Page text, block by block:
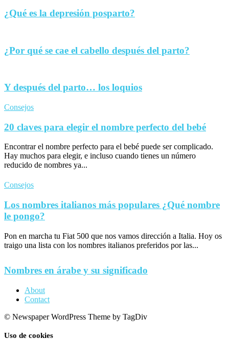
¿Qué es la depresión posparto?
¿Por qué se cae el cabello después del parto?
Y después del parto… los loquios
Consejos
20 claves para elegir el nombre perfecto del bebé
Encontrar el nombre perfecto para el bebé puede ser complicado.
Hay muchos para elegir, e incluso cuando tienes un número
reducido de nombres ya...
Consejos
Los nombres italianos más populares ¿Qué nombre
le pongo?
Pon en marcha tu Fiat 500 que nos vamos dirección a Italia. Hoy os
traigo una lista con los nombres italianos preferidos por las...
Nombres en árabe y su significado
About
Contact
© Newspaper WordPress Theme by TagDiv
Uso de cookies